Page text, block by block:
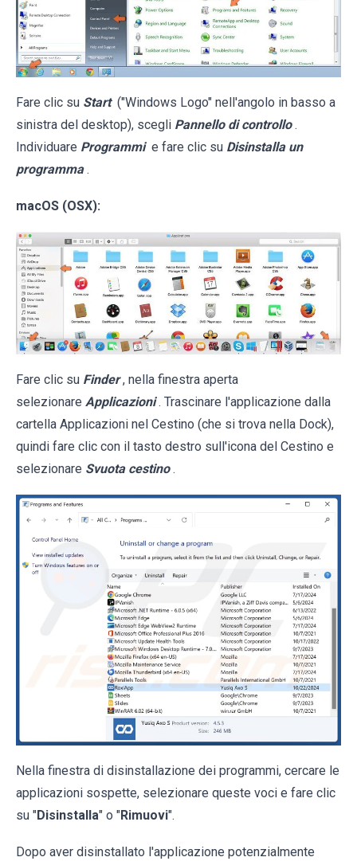
Fare clic su Start ("Windows Logo" nell'angolo in basso a
sinistra del desktop), scegli Pannello di controllo .
Individuare Programmi e fare clic su Disinstalla un
programma .
macOS (OSX):
Fare clic su Finder , nella finestra aperta
selezionare Applicazioni . Trascinare l'applicazione dalla
cartella Applicazioni nel Cestino (che si trova nella Dock),
quindi fare clic con il tasto destro sull'icona del Cestino e
selezionare Svuota cestino .
Nella finestra di disinstallazione dei programmi, cercare le
applicazioni sospette, selezionare queste voci e fare clic
su "Disinstalla" o "Rimuovi".
Dopo aver disinstallato l'applicazione potenzialmente